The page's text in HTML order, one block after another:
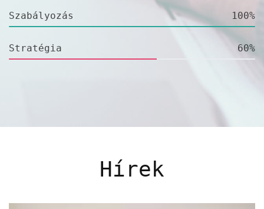
Szabályozás 100%
Stratégia 60%
Hírek